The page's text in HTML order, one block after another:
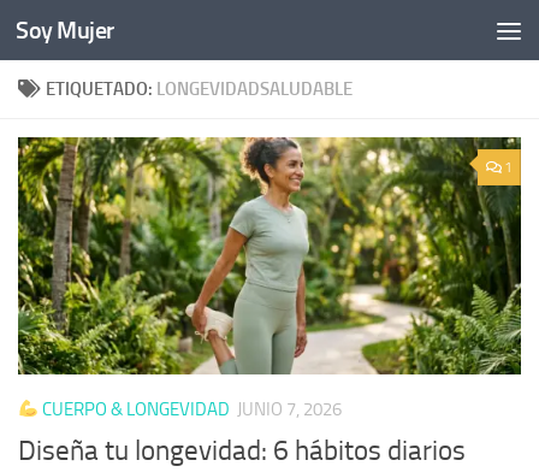
Bajo el contenido
Soy Mujer
ETIQUETADO: LONGEVIDADSALUDABLE
1
CUERPO & LONGEVIDAD JUNIO 7, 2026
Diseña tu longevidad: 6 hábitos diarios